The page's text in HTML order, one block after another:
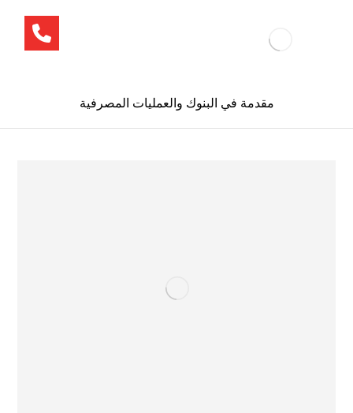
مقدمة في البنوك والعمليات المصرفية